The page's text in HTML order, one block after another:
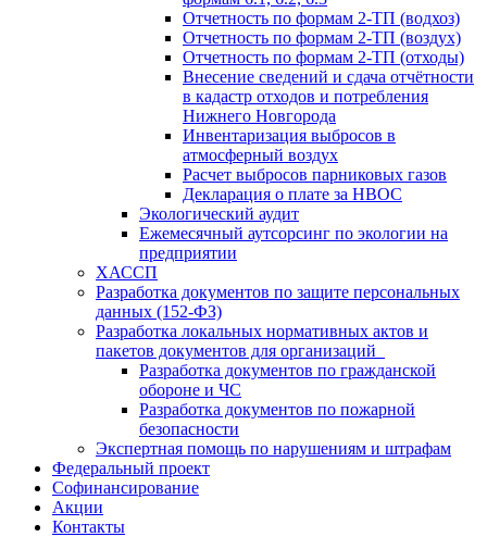
Отчетность по формам 2-ТП (водхоз)
Отчетность по формам 2-ТП (воздух)
Отчетность по формам 2-ТП (отходы)
Внесение сведений и сдача отчётности
в кадастр отходов и потребления
Нижнего Новгорода
Инвентаризация выбросов в
атмосферный воздух
Расчет выбросов парниковых газов
Декларация о плате за НВОС
Экологический аудит
Ежемесячный аутсорсинг по экологии на
предприятии
ХАССП
Разработка документов по защите персональных
данных (152-ФЗ)
Разработка локальных нормативных актов и
пакетов документов для организаций
Разработка документов по гражданской
обороне и ЧС
Разработка документов по пожарной
безопасности
Экспертная помощь по нарушениям и штрафам
Федеральный проект
Софинансирование
Акции
Контакты